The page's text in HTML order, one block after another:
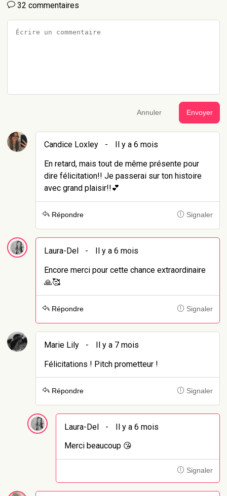
32 commentaires
Annuler Envoyer
Candice Loxley -
Il y a 6 mois
En retard, mais tout de même présente pour
dire félicitation!! Je passerai sur ton histoire
avec grand plaisir!!💕
Répondre Signaler
Laura-Del -
Il y a 6 mois
Encore merci pour cette chance extraordinaire
🙏🥰
Répondre Signaler
Marie Lily -
Il y a 7 mois
Félicitations ! Pitch prometteur !
Répondre Signaler
Laura-Del -
Il y a 6 mois
Merci beaucoup 😘
Signaler